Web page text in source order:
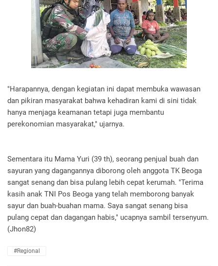
"Harapannya, dengan kegiatan ini dapat membuka wawasan
dan pikiran masyarakat bahwa kehadiran kami di sini tidak
hanya menjaga keamanan tetapi juga membantu
perekonomian masyarakat," ujarnya.
Sementara itu Mama Yuri (39 th), seorang penjual buah dan
sayuran yang dagangannya diborong oleh anggota TK Beoga
sangat senang dan bisa pulang lebih cepat kerumah. "Terima
kasih anak TNI Pos Beoga yang telah memborong banyak
sayur dan buah-buahan mama. Saya sangat senang bisa
pulang cepat dan dagangan habis," ucapnya sambil tersenyum.
(Jhon82)
#Regional